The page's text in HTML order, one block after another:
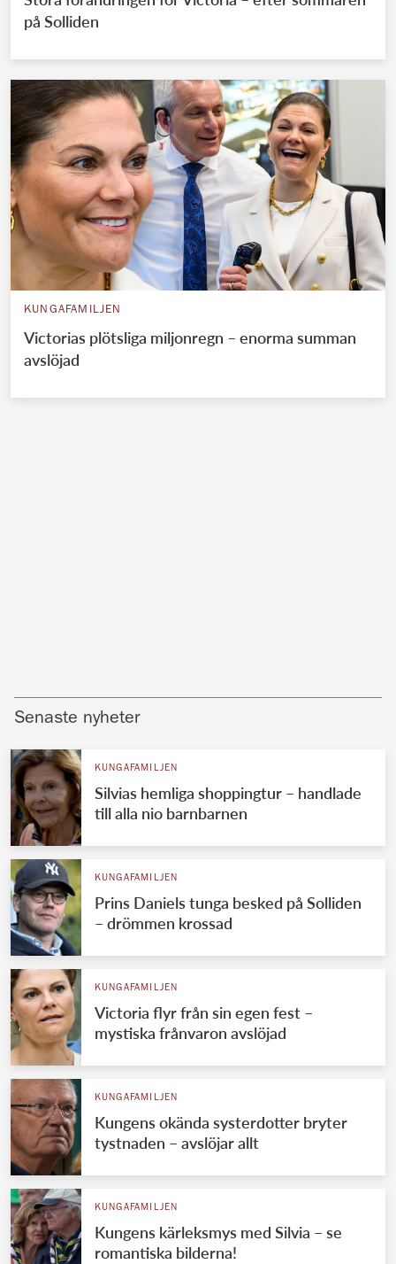
på Solliden
KUNGAFAMILJEN
Victorias plötsliga miljonregn – enorma summan
avslöjad
Senaste nyheter
KUNGAFAMILJEN
Silvias hemliga shoppingtur – handlade
till alla nio barnbarnen
KUNGAFAMILJEN
Prins Daniels tunga besked på Solliden
– drömmen krossad
KUNGAFAMILJEN
Victoria flyr från sin egen fest –
mystiska frånvaron avslöjad
KUNGAFAMILJEN
Kungens okända systerdotter bryter
tystnaden – avslöjar allt
KUNGAFAMILJEN
Kungens kärleksmys med Silvia – se
romantiska bilderna!